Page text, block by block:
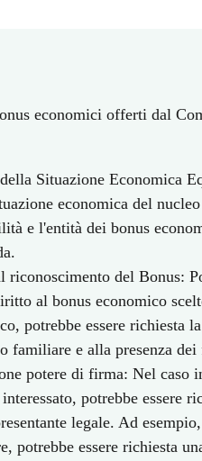
economici offerti dal
Situazione Economica
economica del
e l'entità dei bonus
del Bonus:
al bonus economico
potrebbe essere richiesta
familiare e alla presenza
potere di firma: Nel caso
potrebbe essere
legale. Ad
potrebbe essere richiesta